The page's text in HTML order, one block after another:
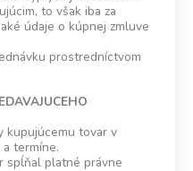
to však iba za
údaje o kúpnej zmluve
prostredníctvom
kupujúcemu tovar v
termíne.
spĺňal platné právne